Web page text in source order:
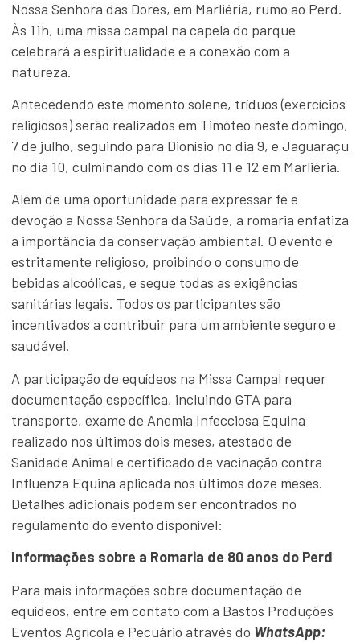
Nossa Senhora das Dores, em Marliéria, rumo ao Perd.
Às 11h, uma missa campal na capela do parque
celebrará a espiritualidade e a conexão com a
natureza.
Antecedendo este momento solene, tríduos (exercícios
religiosos) serão realizados em Timóteo neste domingo,
7 de julho, seguindo para Dionísio no dia 9, e Jaguaraçu
no dia 10, culminando com os dias 11 e 12 em Marliéria.
Além de uma oportunidade para expressar fé e
devoção a Nossa Senhora da Saúde, a romaria enfatiza
a importância da conservação ambiental. O evento é
estritamente religioso, proibindo o consumo de
bebidas alcoólicas, e segue todas as exigências
sanitárias legais. Todos os participantes são
incentivados a contribuir para um ambiente seguro e
saudável.
A participação de equídeos na Missa Campal requer
documentação específica, incluindo GTA para
transporte, exame de Anemia Infecciosa Equina
realizado nos últimos dois meses, atestado de
Sanidade Animal e certificado de vacinação contra
Influenza Equina aplicada nos últimos doze meses.
Detalhes adicionais podem ser encontrados no
regulamento do evento disponível:
Informações sobre a Romaria de 80 anos do Perd
Para mais informações sobre documentação de
equídeos, entre em contato com a Bastos Produções
Eventos Agrícola e Pecuário através do WhatsApp: